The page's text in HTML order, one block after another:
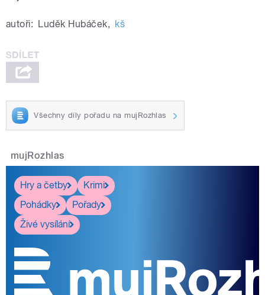
autoři: Luděk Hubáček, kš
Všechny díly pořadu na mujRozhlas
mujRozhlas
Hry a četby
Krimi
Pohádky
Pořady
Živé vysílání